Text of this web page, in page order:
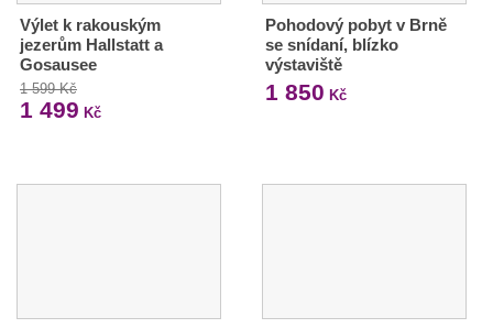
Výlet k rakouským
jezerům Hallstatt a
Gosausee
1 599 Kč
1 499 Kč
Pohodový pobyt v Brně
se snídaní, blízko
výstaviště
1 850 Kč